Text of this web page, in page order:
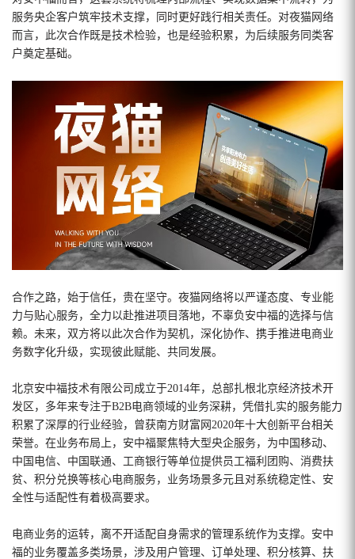
服务央企客户筑牢技术支撑，同时更好践行相关责任。对夜猫网络
而言，此次合作既是技术检验，也是经验积累，为后续服务同类客
户奠定基础。
合作之路，始于信任，贵在坚守。夜猫网络将以严谨态度、专业能
力与贴心服务，全力以赴推进项目落地，不辜负安中福的选择与信
赖。未来，双方将以此次合作为契机，深化协作、携手推进电商业
务数字化升级，实现彼此赋能、共同发展。
北京安中福技术有限公司成立于2014年，总部扎根北京经济技术开
发区，多年来专注于B2B电商领域的业务深耕，凭借扎实的服务能力
积累了深厚的行业经验，曾获南方财富网2020年十大创新平台相关
荣誉。在业务布局上，安中福聚焦特大型央企服务，为中国移动、
中国电信、中国联通、工商银行等单位提供员工福利团购、消费扶
贫、积分兑换等核心电商服务，业务场景多元且对系统稳定性、安
全性与适配性有着极高要求。
电商业务的运转，离不开适配自身需求的管理系统作为支撑。安中
福的业务覆盖多类场景，涉及用户管理、订单处理、积分核算、扶